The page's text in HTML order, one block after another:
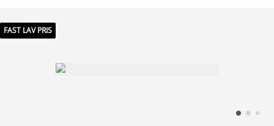
FAST LAV PRIS